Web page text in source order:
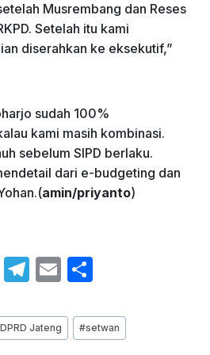
Musrembang dan Reses
Setelah itu kami
diserahkan ke eksekutif,”
sudah 100%
kami masih kombinasi.
sebelum SIPD berlaku.
dari e-budgeting dan
amin/priyanto)
W T
e
gr
E
ai
l
ar
e
DPRD Jateng #setwan